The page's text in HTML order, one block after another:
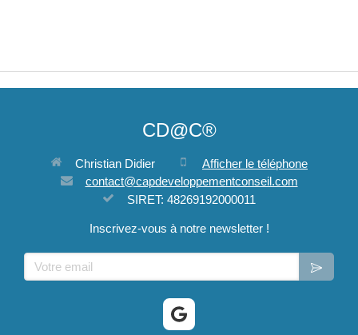
CD@C®
Christian Didier
Afficher le téléphone
contact@capdeveloppementconseil.com
SIRET: 48269192000011
Inscrivez-vous à notre newsletter !
Votre email